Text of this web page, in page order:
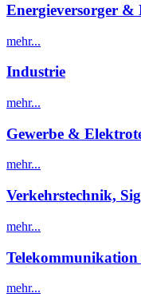
Energieversorger &
mehr...
Industrie
mehr...
Gewerbe &
mehr...
Verkehrstechnik,
mehr...
mehr...